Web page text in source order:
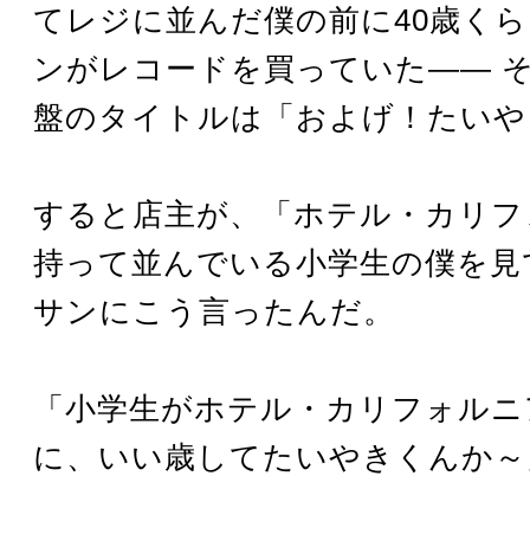
てレジに並んだ僕の前に40歳く
ンがレコードを買っていた――
盤のタイトルは「およげ！たい
すると店主が、「ホテル・カリ
持って並んでいる小学生の僕を
サンにこう言ったんだ。
「小学生がホテル・カリフォル
に、いい歳してたいやきくんか